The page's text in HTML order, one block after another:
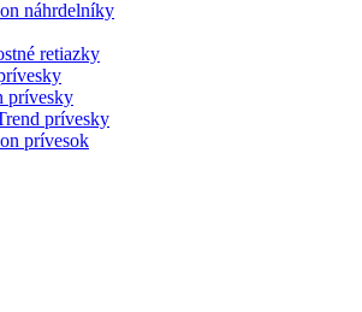
náhrdelníky
retiazky
prívesky
prívesky
prívesok